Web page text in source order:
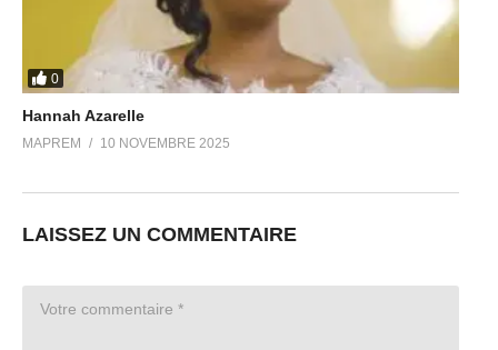
0
Hannah Azarelle
MAPREM 10 NOVEMBRE 2025
LAISSEZ UN COMMENTAIRE